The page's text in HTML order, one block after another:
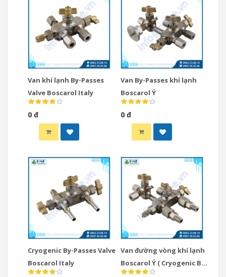
Van khí lạnh By-Passes
Valve Boscarol Italy
0 đ
Van By-Passes khí lạnh
Boscarol Ý
0 đ
Cryogenic By-Passes Valve
Boscarol Italy
Van đường vòng khí lạnh
Boscarol Ý ( Cryogenic By-